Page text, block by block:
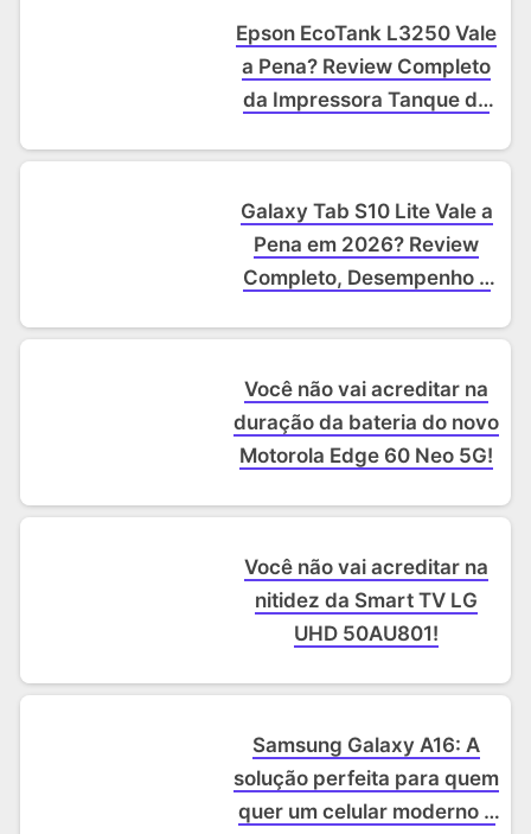
Epson EcoTank L3250 Vale
a Pena? Review Completo
da Impressora Tanque de
Galaxy Tab S10 Lite Vale a
Pena em 2026? Review
Completo, Desempenho e
Você não vai acreditar na
duração da bateria do novo
Motorola Edge 60 Neo 5G!
Você não vai acreditar na
nitidez da Smart TV LG
UHD 50AU801!
Samsung Galaxy A16: A
solução perfeita para quem
quer um celular moderno e